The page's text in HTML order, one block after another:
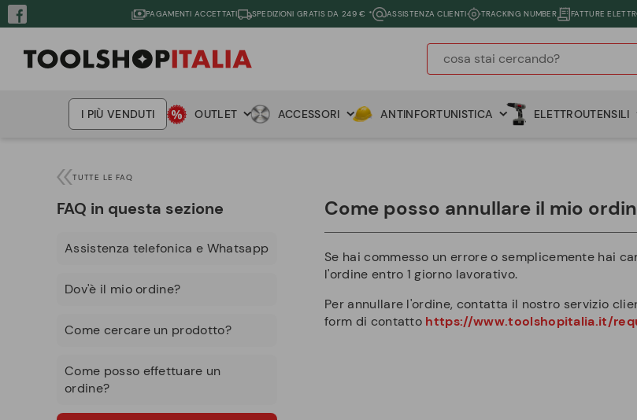
PAGAMENTI ACCETTATI SPEDIZIONI GRATIS DA 249 € * ASSISTENZA CLIENTI TRACKING NUMBER FATTURE
I PIÙ VENDUTI OUTLET ACCESSORI ANTINFORTUNISTICA ELETTROUTENSILI
TUTTE LE FAQ
FAQ in questa sezione
Assistenza telefonica e Whatsapp
Dov'è il mio ordine?
Come cercare un prodotto?
Come posso effettuare un
ordine?
Come posso annullare il mio
Se hai commesso un errore o semplicemente hai
l'ordine entro 1 giorno lavorativo.
Per annullare l'ordine, contatta il nostro servizio
form di contatto https://www.toolshopitalia.it/